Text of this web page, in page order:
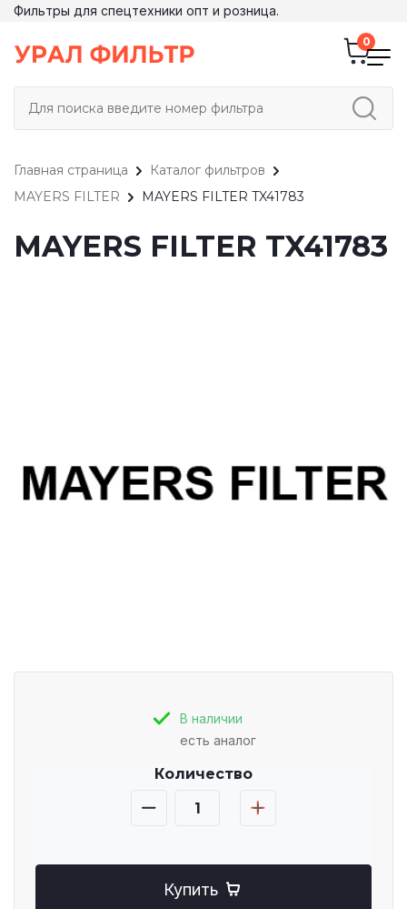
Фильтры для спецтехники опт и розница.
Главная страница
Каталог фильтров
MAYERS FILTER
MAYERS FILTER TX41783
MAYERS FILTER TX41783
В наличии
есть аналог
Количество
Купить